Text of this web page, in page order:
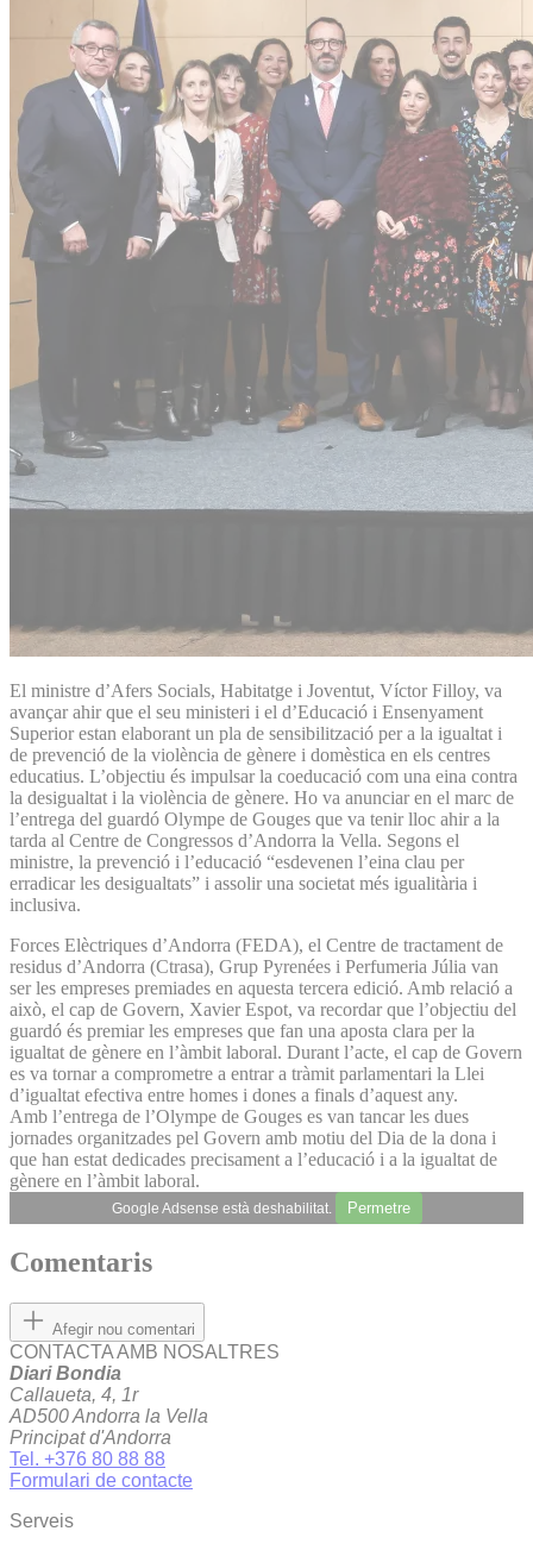
El ministre d’Afers Socials, Habitatge i Joventut, Víctor Filloy, va
avançar ahir que el seu ministeri i el d’Educació i Ensenyament
Superior estan elaborant un pla de sensibilització per a la igualtat i
de prevenció de la violència de gènere i domèstica en els centres
educatius. L’objectiu és impulsar la coeducació com una eina contra
la desigualtat i la violència de gènere. Ho va anunciar en el marc de
l’entrega del guardó Olympe de Gouges que va tenir lloc ahir a la
tarda al Centre de Congressos d’Andorra la Vella. Segons el
ministre, la prevenció i l’educació “esdevenen l’eina clau per
erradicar les desigualtats” i assolir una societat més igualitària i
inclusiva.
Forces Elèctriques d’Andorra (FEDA), el Centre de tractament de
residus d’Andorra (Ctrasa), Grup Pyrenées i Perfumeria Júlia van
ser les empreses premiades en aquesta tercera edició. Amb relació a
això, el cap de Govern, Xavier Espot, va recordar que l’objectiu del
guardó és premiar les empreses que fan una aposta clara per la
igualtat de gènere en l’àmbit laboral. Durant l’acte, el cap de Govern
es va tornar a comprometre a entrar a tràmit parlamentari la Llei
d’igualtat efectiva entre homes i dones a finals d’aquest any.
Amb l’entrega de l’Olympe de Gouges es van tancar les dues
jornades organitzades pel Govern amb motiu del Dia de la dona i
que han estat dedicades precisament a l’educació i a la igualtat de
gènere en l’àmbit laboral.
Google Adsense està deshabilitat. Permetre
Comentaris
Afegir nou comentari
CONTACTA AMB NOSALTRES
Diari Bondia
Callaueta, 4, 1r
AD500 Andorra la Vella
Principat d'Andorra
Tel. +376 80 88 88
Formulari de contacte
Serveis